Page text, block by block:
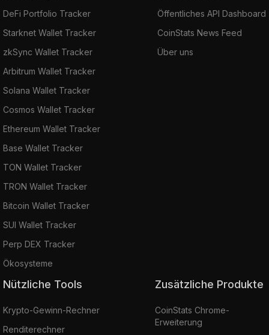
DeFi Portfolio Tracker
Starknet Wallet Tracker
zkSync Wallet Tracker
Arbitrum Wallet Tracker
Solana Wallet Tracker
Cosmos Wallet Tracker
Ethereum Wallet Tracker
Base Wallet Tracker
TON Wallet Tracker
TRON Wallet Tracker
Bitcoin Wallet Tracker
SUI Wallet Tracker
Perp DEX Tracker
Ökosysteme
Öffentliches API Dashboard
CoinStats News Feed
Über uns
Nützliche Tools
Krypto-Gewinn-Rechner
Renditerechner
Zusätzliche Produkte
CoinStats Chrome-
Erweiterung